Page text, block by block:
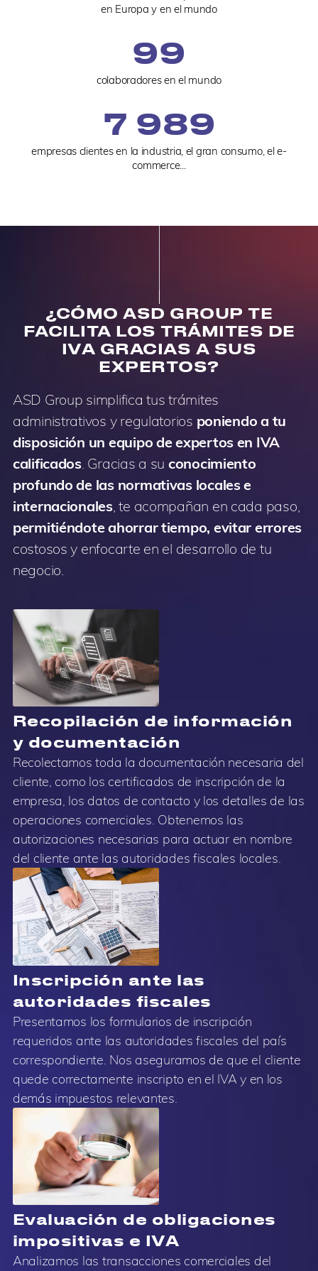
en Europa y en el mundo
colaboradores en el mundo
100
empresas clientes en la industria, el gran consumo, el e-
commerce...
8 000
¿CÓMO ASD GROUP TE
FACILITA LOS TRÁMITES DE
IVA GRACIAS A SUS
EXPERTOS?
ASD Group simplifica tus trámites
administrativos y regulatorios poniendo a tu
disposición un equipo de expertos en IVA
calificados. Gracias a su conocimiento
profundo de las normativas locales e
internacionales, te acompañan en cada paso,
permitiéndote ahorrar tiempo, evitar errores
costosos y enfocarte en el desarrollo de tu
negocio.
Recopilación de información
y documentación
Recolectamos toda la documentación necesaria del
cliente, como los certificados de inscripción de la
empresa, los datos de contacto y los detalles de las
operaciones comerciales. Obtenemos las
autorizaciones necesarias para actuar en nombre
del cliente ante las autoridades fiscales locales.
Inscripción ante las
autoridades fiscales
Presentamos los formularios de inscripción
requeridos ante las autoridades fiscales del país
correspondiente. Nos aseguramos de que el cliente
quede correctamente inscripto en el IVA y en los
demás impuestos relevantes.
Evaluación de obligaciones
impositivas e IVA
Analizamos las transacciones comerciales del